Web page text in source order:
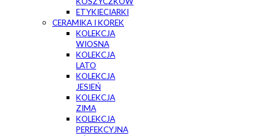
ETYKIECIARKI
CERAMIKA I KOREK
KOLEKCJA
WIOSNA
KOLEKCJA
LATO
KOLEKCJA
JESIEŃ
KOLEKCJA
ZIMA
KOLEKCJA
PERFEKCYJNA